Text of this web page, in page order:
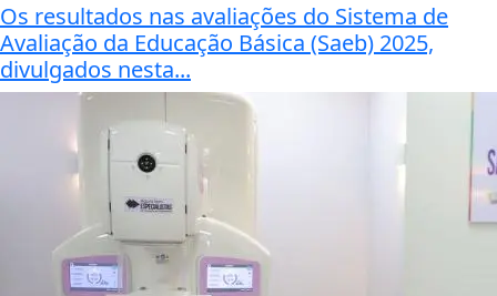
Os resultados nas avaliações do Sistema de
Avaliação da Educação Básica (Saeb) 2025,
divulgados nesta...